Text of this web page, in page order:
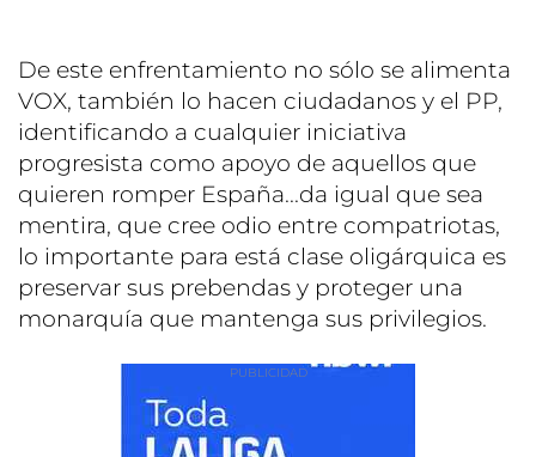
De este enfrentamiento no sólo se alimenta
VOX, también lo hacen ciudadanos y el PP,
identificando a cualquier iniciativa
progresista como apoyo de aquellos que
quieren romper España...da igual que sea
mentira, que cree odio entre compatriotas,
lo importante para está clase oligárquica es
preservar sus prebendas y proteger una
monarquía que mantenga sus privilegios.